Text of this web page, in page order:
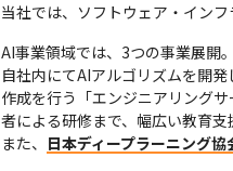
当社では、ソフトウェア・イン
AI事業領域では、3つの事業展開。
自社内にてAIアルゴリズムを開
作成を行う「エンジニアリング
者による研修まで、幅広い教育支
また、 日本ディープラーニング